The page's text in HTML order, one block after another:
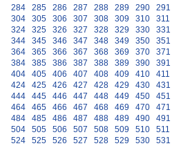
284
285 286 287 288 289 290 291
304
305 306 307 308 309 310 311
324
325 326 327 328 329 330 331
344
345 346 347 348 349 350 351
364
365 366 367 368 369 370 371
384
385 386 387 388 389 390 391
404
405 406 407 408 409 410 411
424
425 426 427 428 429 430 431
444
445 446 447 448 449 450 451
464
465 466 467 468 469 470 471
484
485 486 487 488 489 490 491
504
505 506 507 508 509 510 511
524
525 526 527 528 529 530 531